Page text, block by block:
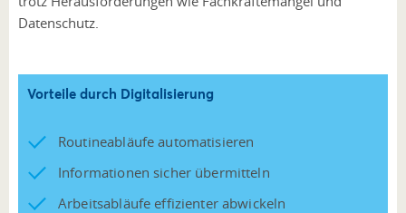
Datenschutz.
Vorteile durch Digitalisierung
Routineabläufe automatisieren
Informationen sicher übermitteln
Arbeitsabläufe effizienter abwickeln